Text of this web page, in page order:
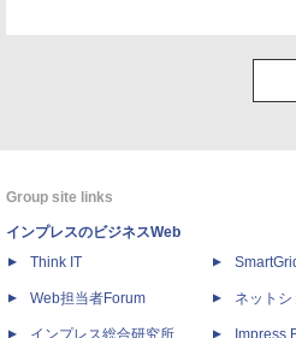
Group site links
インプレスのビジネスWeb
Think IT
Web担当者Forum
インプレス総合研究所
ネット
Impress